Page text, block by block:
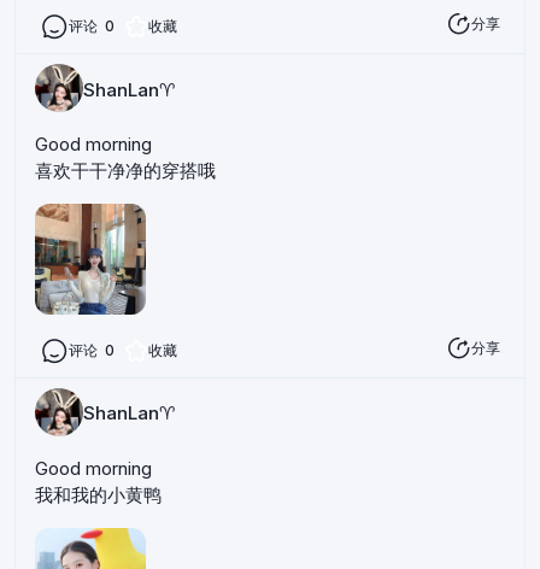
评论 0 收藏 分享
ShanLan♈️
Good morning
喜欢干干净净的穿搭哦
评论 0 收藏 分享
ShanLan♈️
Good morning
我和我的小黄鸭